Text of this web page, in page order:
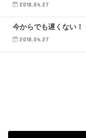
2018.04.27
終活
今からでも遅くない
2018.04.27